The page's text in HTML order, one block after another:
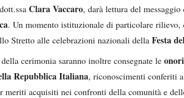
Clara Vaccaro, darà lettura del messaggio
. Un momento istituzionale di particolare rilievo,
Stretto alle celebrazioni nazionali della Festa
cerimonia saranno inoltre consegnate le
Repubblica Italiana, riconoscimenti conferiti
meriti acquisiti nei confronti della comunità e